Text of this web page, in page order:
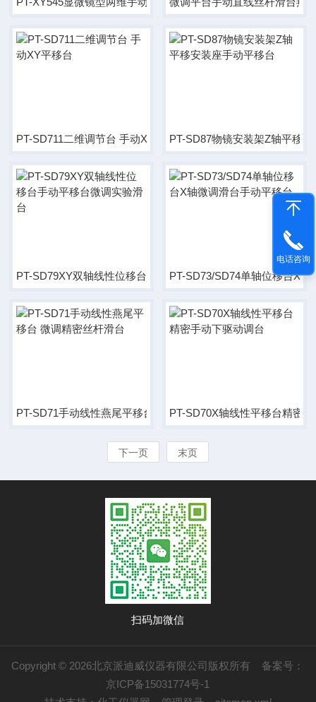
PT-SD711二维调节台 手动XY平移台PT-SD87物镜安装架Z轴平移
PT-SD79XY双轴线性位移台手动平移台微调实验滑台
PT-SD73/SD74单轴位移台X
PT-SD71手动线性燕尾平移台 微调精密丝杆滑台
PT-SD70X轴线性平移台精密
下一页 末页
扫码加微信
Copyright © 2026北京派迪威仪器有限公司版权所有 备案号：
京ICP备15031774号-1
电话咨询